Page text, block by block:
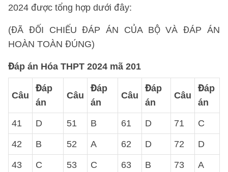
2024 được tổng hợp dưới đây:
(ĐÃ ĐỐI CHIẾU ĐÁP ÁN CỦA BỘ VÀ ĐÁP ÁN
HOÀN TOÀN ĐÚNG)
Đáp án Hóa THPT 2024 mã 201
Câu
Đáp
án
Câu
Đáp
án
Câu
Đáp
án
Câu
Đáp
án
41 D 51 B 61 D 71 C
42 B 52 A 62 D 72 D
43 C 53 C 63 B 73 A